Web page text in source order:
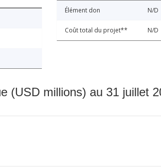
Élément don N/D
Coût total du projet** N/D
(USD millions) au 31 juillet